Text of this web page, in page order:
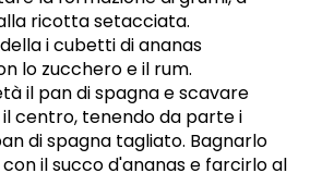
ricotta setacciata.
i cubetti di ananas
lo zucchero e il rum.
il pan di spagna e scavare
centro, tenendo da parte i
di spagna tagliato. Bagnarlo
il succo d'ananas e farcirlo al